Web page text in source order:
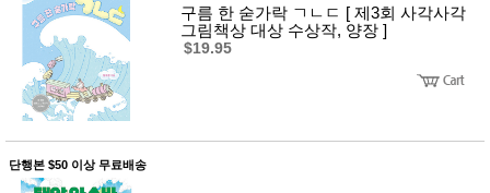
홍삼전
문브랜
건강보
조제품
기능성
건강식
품
Diet/여
성용품
구름 한 숟가락 ㄱㄴㄷ [ 제3회 사각사각
그림책상 대상 수상작, 양장 ]
$19.95
단행본 $50 이상 무료배송